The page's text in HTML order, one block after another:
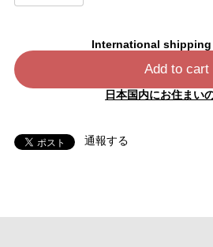
International
Add to cart
日本国内にお住まい
通報する